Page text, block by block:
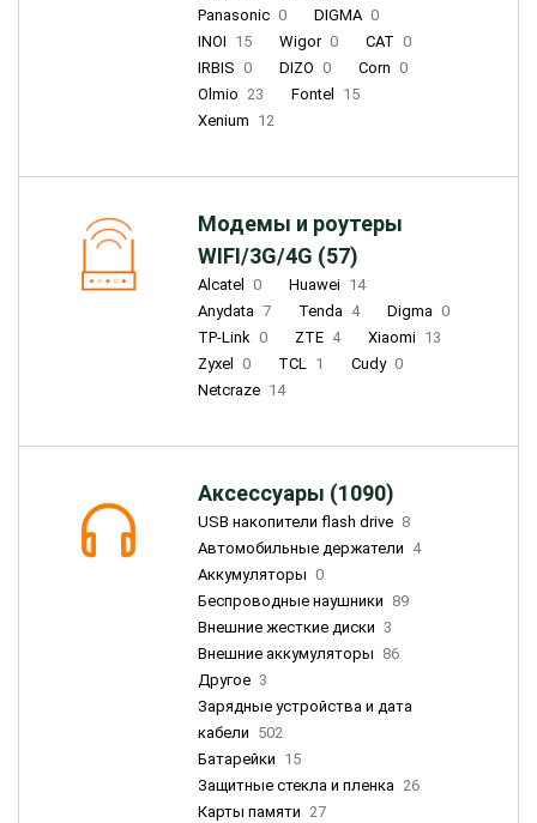
Panasonic 0 DIGMA 0
INOI 15 Wigor 0 CAT 0
IRBIS 0 DIZO 0 Corn 0
Olmio 23 Fontel
15
Xenium 12
Модемы и роутеры
WIFI/3G/4G (57)
Alcatel 0 Huawei 14
Anydata 7 Tenda 4 Digma 0
TP-Link 0 ZTE 4 Xiaomi 13
Zyxel
0 TCL 1 Cudy 0
Netcraze 14
Аксессуары (1090)
USB накопители flash drive 8
Автомобильные держатели 4
Аккумуляторы 0
Беспроводные наушники 89
Внешние жесткие диски 3
Внешние аккумуляторы 86
Другое 3
Зарядные устройства и дата
кабели 502
Батарейки 15
Защитные стекла и пленка 26
Карты памяти 27